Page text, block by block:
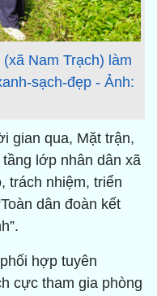
Nam Trạch) làm
sạch-đẹp - Ảnh:
gian qua, Mặt trận,
lớp nhân dân xã
trách nhiệm, triển
dân đoàn kết
hợp tuyên
cực tham gia phòng